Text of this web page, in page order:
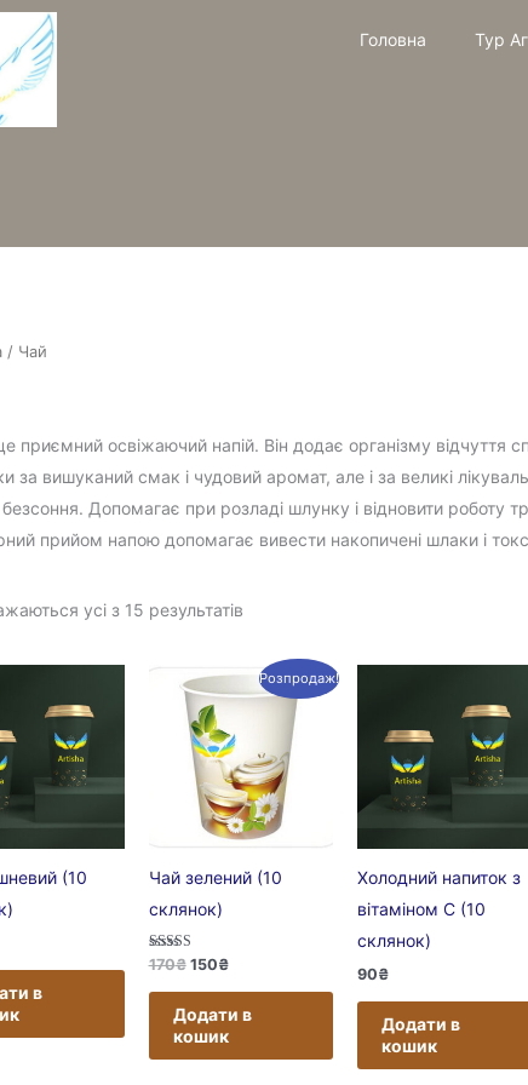
Головна Тур
/ Чай
приємний освіжаючий напій. Він додає організму відчуття
за вишуканий смак і чудовий аромат, але і за великі
Допомагає при розладі шлунку і відновити
прийом напою допомагає вивести накопичені шлаки і
усі з 15 результатів
(10
в
Розпродаж!
Чай зелений (10
склянок)
Оцінено в
з 5
170₴ 150₴
Додати в
кошик
Холодний напиток з
вітаміном С (10
склянок)
90₴
Додати в
кошик